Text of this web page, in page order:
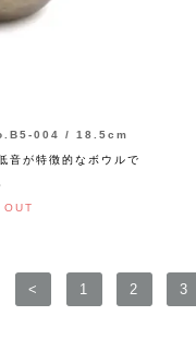
004 / 18.5cm
音が特徴的なボウルで
< 1 2 3